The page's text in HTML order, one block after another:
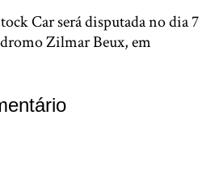
Car será disputada no dia 7
Zilmar Beux, em